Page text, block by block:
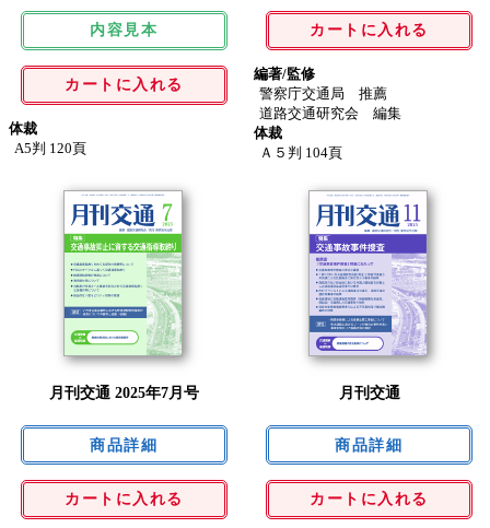
内容見本
カートに入れる
体裁
A5判 120頁
カートに入れる
編著/監修
警察庁交通局 推薦
道路交通研究会 編集
体裁
Ａ５判 104頁
月刊交通 2025年7月号
カートに入れる
月刊交通
カートに入れる